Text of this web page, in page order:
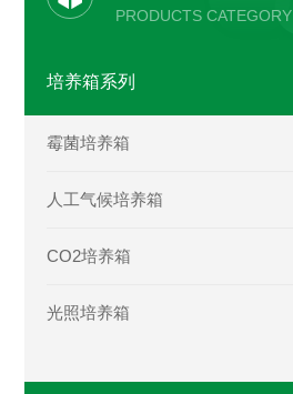
PRODUCTS CATEGORY
培养箱系列
霉菌培养箱
人工气候培养箱
CO2培养箱
光照培养箱